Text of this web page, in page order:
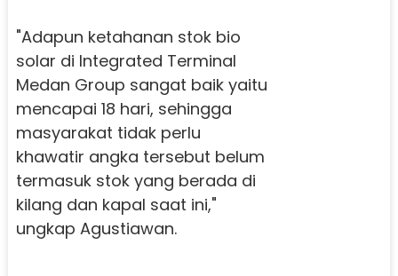
"Adapun ketahanan stok bio
solar di Integrated Terminal
Medan Group sangat baik yaitu
mencapai 18 hari, sehingga
masyarakat tidak perlu
khawatir angka tersebut belum
termasuk stok yang berada di
kilang dan kapal saat ini,"
ungkap Agustiawan.